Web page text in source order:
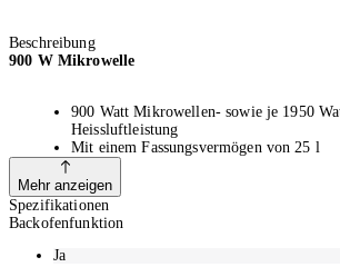
Beschreibung
900 W Mikrowelle
900 Watt Mikrowellen- sowie je 1950
Heissluftleistung
Mit einem Fassungsvermögen von 25 l
10 Leistungsstufen und 8
Heissluftfunktion bis 200 °C mit
und Zubereiten zahlreicher Gerichte
Inklusive Grillrost und
Mehr anzeigen
Spezifikationen
Backofenfunktion
Ja